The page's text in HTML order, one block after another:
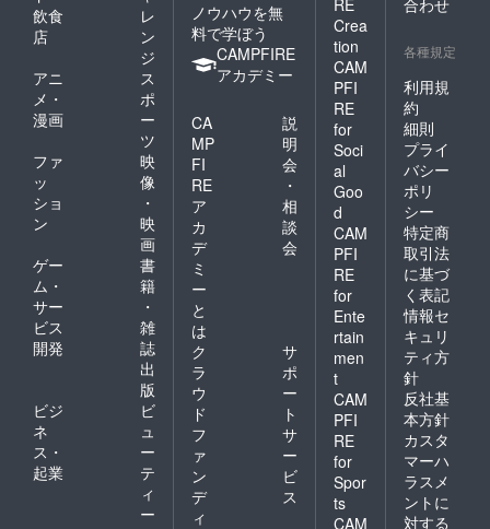
飲食
店
レ
ン
ジ
アニ
メ・
漫画
ス
ポ
ー
ツ
ファ
ッ
ショ
ン
映
像
・
映
画
ゲー
ム・
サー
ビス
開発
書
籍
・
雑
誌
出
版
ビジ
ネ
ス・
起業
ビ
ュ
ー
テ
ィ
ー
ノウハウを無
料で学ぼう
CAMPFIRE
アカデミー
CA
MP
FI
RE
ア
カ
デ
ミ
ー
と
は
説
明
会
・
相
談
会
ク
ラ
ウ
ド
フ
ァ
ン
デ
ィ
サ
ポ
ー
ト
サ
ー
ビ
ス
Crea
tion
CAM
PFI
RE
for
Soci
al
Goo
d
CAM
PFI
RE
for
Ente
rtain
men
t
CAM
PFI
RE
for
Spor
ts
CAM
各種規定
利用規
約
細則
プライ
バシー
ポリ
シー
特定商
取引法
に基づ
く表記
情報セ
キュリ
ティ方
針
反社基
本方針
カスタ
マーハ
ラスメ
ントに
対する